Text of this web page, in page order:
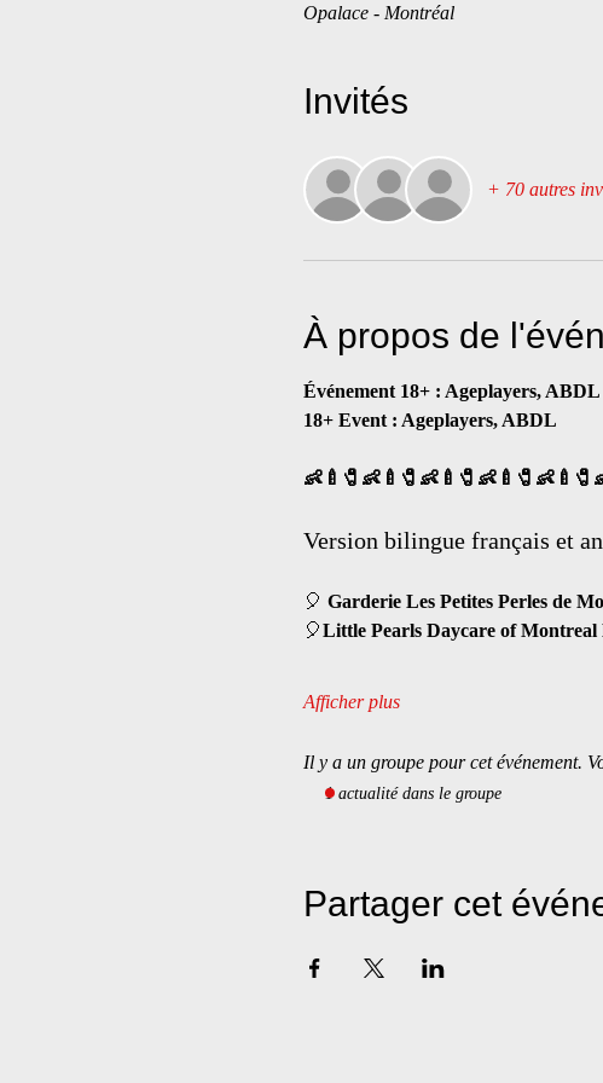
Opalace - Montréal
Invités
+ 70 autres
À propos de
Événement 18+ : Ageplayers, ABDL
18+ Event : Ageplayers, ABDL
Version bilingue français et
🎈 Garderie Les Petites Perles de
🎈Little Pearls Daycare of
Afficher plus
Il y a un groupe pour cet événement.
1 actualité dans le groupe
Partager cet